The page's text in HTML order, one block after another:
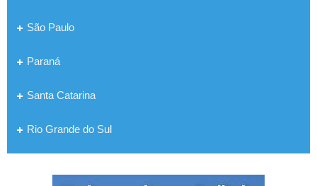
São Paulo
Paraná
Santa Catarina
Rio Grande do Sul